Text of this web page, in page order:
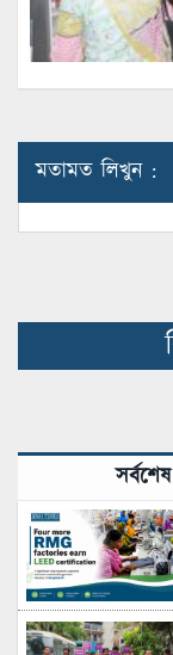
মতামত লিখুন :
সর্বশেষ